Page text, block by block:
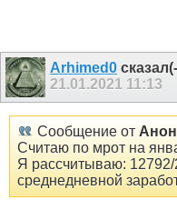
Arhimed0
21.01.2021 11:13
Сообщение от
Считаю по мрот на
Я рассчитываю: 12792/
среднедневной